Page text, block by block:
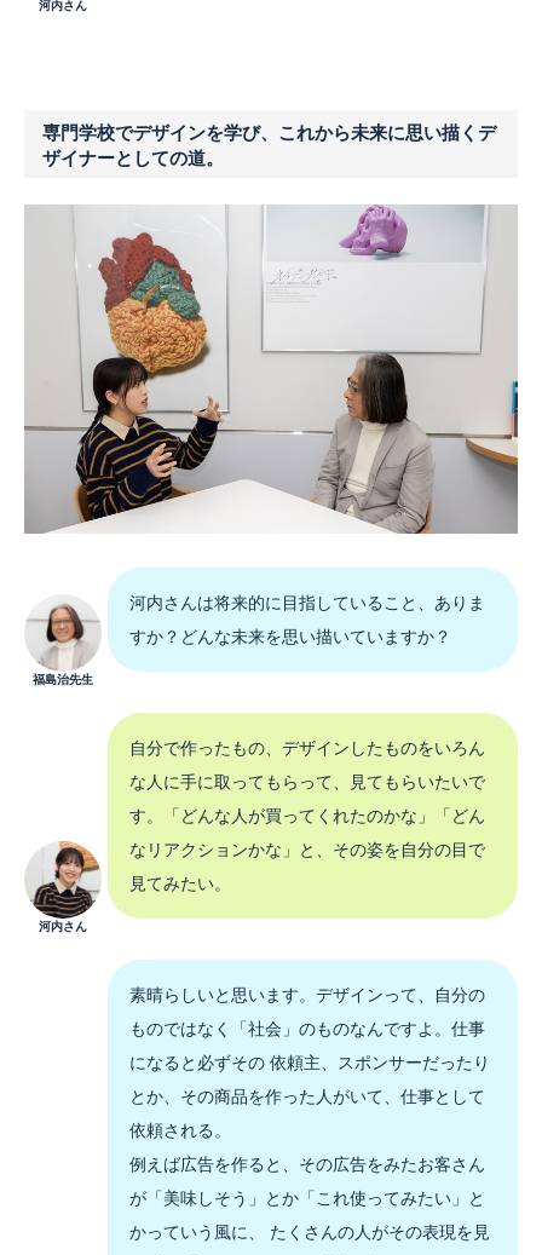
河内さん
専門学校でデザインを学び、これから未来に思い描くデ
ザイナーとしての道。
福島治先生
河内さんは将来的に目指していること、ありま
すか？どんな未来を思い描いていますか？
河内さん
自分で作ったもの、デザインしたものをいろん
な人に手に取ってもらって、見てもらいたいで
す。「どんな人が買ってくれたのかな」「どん
なリアクションかな」と、その姿を自分の目で
見てみたい。
素晴らしいと思います。デザインって、自分の
ものではなく「社会」のものなんですよ。仕事
になると必ずその 依頼主、スポンサーだったり
とか、その商品を作った人がいて、仕事として
依頼される。
例えば広告を作ると、その広告をみたお客さん
が「美味しそう」とか「これ使ってみたい」と
かっていう風に、 たくさんの人がその表現を見